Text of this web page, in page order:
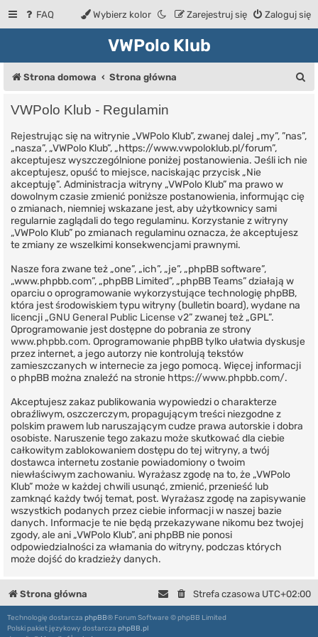
FAQ Zaloguj się
Zarejestruj się
Wybierz kolor
VWPolo Klub
Strona domowa Strona główna
a
VWPolo Klub - Regulamin
Rejestrując się na witrynie „VWPolo Klub”, zwanej dalej „my”, ”nas”,
„nasza”, „VWPolo Klub”, „https://www.vwpoloklub.pl/forum”,
akceptujesz wyszczególnione poniżej postanowienia. Jeśli ich nie
akceptujesz, opuść to miejsce, naciskając przycisk „Nie
akceptuję”. Administracja witryny „VWPolo Klub” ma prawo w
dowolnym czasie zmienić poniższe postanowienia, informując cię
o zmianach, niemniej wskazane jest, aby użytkownicy sami
regularnie zaglądali do tego regulaminu. Korzystanie z witryny
„VWPolo Klub” po zmianach regulaminu oznacza, że akceptujesz
te zmiany ze wszelkimi konsekwencjami prawnymi.
Nasze fora zwane też „one”, „ich”, „je”, „phpBB software”,
„www.phpbb.com”, „phpBB Limited”, „phpBB Teams” działają w
oparciu o oprogramowanie wykorzystujące technologię phpBB,
która jest środowiskiem typu witryny (bulletin board), wydane na
licencji „GNU General Public License v2” zwanej też „GPL”.
Oprogramowanie jest dostępne do pobrania ze strony
www.phpbb.com. Oprogramowanie phpBB tylko ułatwia dyskusje
przez internet, a jego autorzy nie kontrolują tekstów
zamieszczanych w internecie za jego pomocą. Więcej informacji
o phpBB można znaleźć na stronie https://www.phpbb.com/.
Akceptujesz zakaz publikowania wypowiedzi o charakterze
obraźliwym, oszczerczym, propagującym treści niezgodne z
polskim prawem lub naruszającym cudze prawa autorskie i dobra
osobiste. Naruszenie tego zakazu może skutkować dla ciebie
całkowitym zablokowaniem dostępu do tej witryny, a twój
dostawca internetu zostanie powiadomiony o twoim
niewłaściwym zachowaniu. Wyrażasz zgodę na to, że „VWPolo
Klub” może w każdej chwili usunąć, zmienić, przenieść lub
zamknąć każdy twój temat, post. Wyrażasz zgodę na zapisywanie
wszystkich podanych przez ciebie informacji w naszej bazie
danych. Informacje te nie będą przekazywane nikomu bez twojej
zgody, ale ani „VWPolo Klub”, ani phpBB nie ponosi
odpowiedzialności za włamania do witryny, podczas których
może dojść do kradzieży danych.
Strona główna Strefa czasowa UTC+02:00
Technologię dostarcza phpBB® Forum Software © phpBB Limited
Polski pakiet językowy dostarcza phpBB.pl